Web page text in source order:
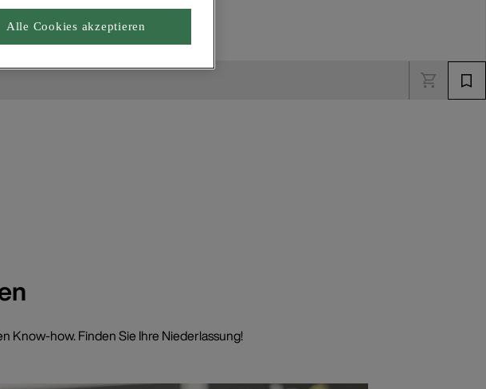
Know-how. Finden Sie Ihre Niederlassung!
Alle Cookies akzeptieren